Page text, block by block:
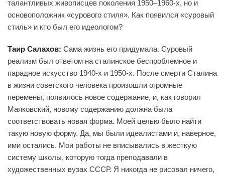
талантливых живописцев поколения 1950–1960-х, но и
основоположник «сурового стиля». Как появился «суровый
стиль» и кто был его идеологом?
Таир Салахов: Сама жизнь его придумала. Суровый
реализм был ответом на сталинское беспроблемное и
парадное искусство 1940-х и 1950-х. После смерти Сталина
в жизни советского человека произошли огромные
перемены, появилось новое содержание, и, как говорил
Маяковский, новому содержанию должна была
соответствовать новая форма. Моей целью было найти
такую новую форму. Да, мы были идеалистами и, наверное,
ими остались. Мои работы не вписывались в жесткую
систему школы, которую тогда преподавали в
художественных вузах СССР. Я никогда не рисовал ничего,